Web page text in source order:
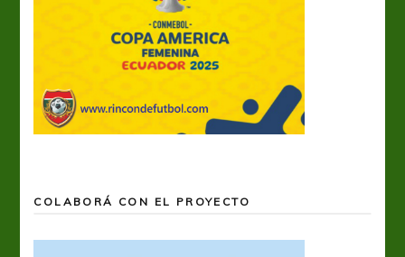
COLABORÁ CON EL PROYECTO